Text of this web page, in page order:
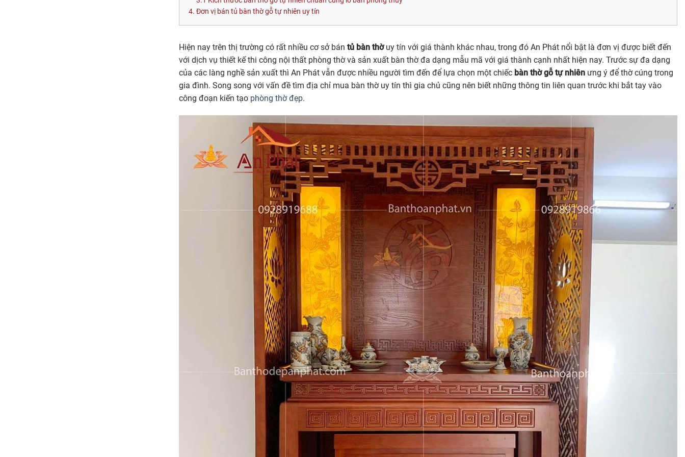
Đơn vị bán tủ bàn thờ gỗ tự nhiên uy tín
Hiện nay trên thị trường có rất nhiều cơ sở bán tủ bàn thờuy tín với giá thành khác nhau, trong đó An Phát nổi bật là đơn vị được biết đến
với dịch vụ thiết kế thi công nội thất phòng thờ và sản xuất bàn thờ đa dạng mẫu mã với giá thành cạnh nhất hiện nay. Trước sự đa dạng
của các làng nghề sản xuất thì An Phát vẫn được nhiều người tìm đến để lựa chọn một chiếc bàn thờ gỗ tự nhiên ưng ý để thờ cúng trong
gia đình. Song song với vấn đề tìm địa chỉ mua bàn thờ uy tín thì gia chủ cũng nên biết những thông tin liên quan trước khi bắt tay vào
công đoạn kiến tạo phòng thờ đẹp.